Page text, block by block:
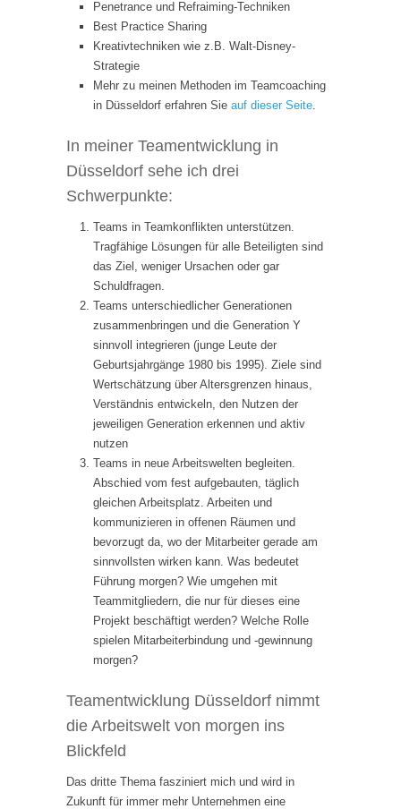
Penetrance und Refraiming-Techniken
Best Practice Sharing
Kreativtechniken wie z.B. Walt-Disney-
Strategie
Mehr zu meinen Methoden im Teamcoaching
in Düsseldorf erfahren Sie auf dieser Seite.
In meiner Teamentwicklung in
Düsseldorf sehe ich drei
Schwerpunkte:
Teams in Teamkonflikten unterstützen.
Tragfähige Lösungen für alle Beteiligten sind
das Ziel, weniger Ursachen oder gar
Schuldfragen.
Teams unterschiedlicher Generationen
zusammenbringen und die Generation Y
sinnvoll integrieren (junge Leute der
Geburtsjahrgänge 1980 bis 1995). Ziele sind
Wertschätzung über Altersgrenzen hinaus,
Verständnis entwickeln, den Nutzen der
jeweiligen Generation erkennen und aktiv
nutzen
Teams in neue Arbeitswelten begleiten.
Abschied vom fest aufgebauten, täglich
gleichen Arbeitsplatz. Arbeiten und
kommunizieren in offenen Räumen und
bevorzugt da, wo der Mitarbeiter gerade am
sinnvollsten wirken kann. Was bedeutet
Führung morgen? Wie umgehen mit
Teammitgliedern, die nur für dieses eine
Projekt beschäftigt werden? Welche Rolle
spielen Mitarbeiterbindung und -gewinnung
morgen?
Teamentwicklung Düsseldorf nimmt
die Arbeitswelt von morgen ins
Blickfeld
Das dritte Thema fasziniert mich und wird in
Zukunft für immer mehr Unternehmen eine